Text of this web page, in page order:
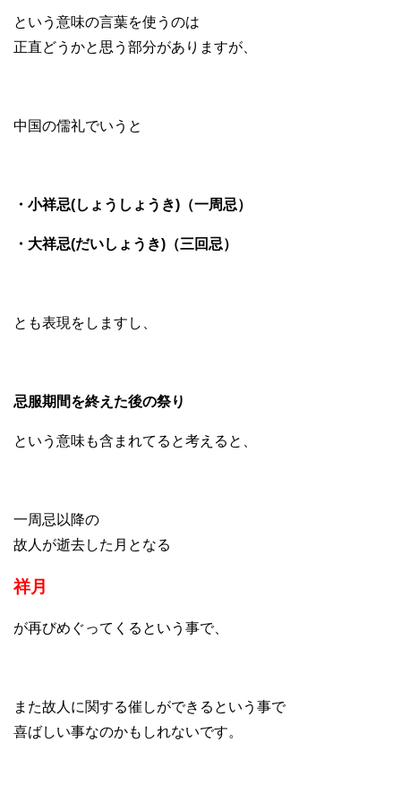
という意味の言葉を使うのは
正直どうかと思う部分がありますが、
中国の儒礼でいうと
・小祥忌(しょうしょうき)（一周忌）
・大祥忌(だいしょうき)（三回忌）
とも表現をしますし、
忌服期間を終えた後の祭り
という意味も含まれてると考えると、
一周忌以降の
故人が逝去した月となる
祥月
が再びめぐってくるという事で、
また故人に関する催しができるという事で
喜ばしい事なのかもしれないです。